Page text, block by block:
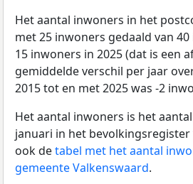
Het aantal inwoners in het
met 25 inwoners gedaald van
15 inwoners in 2025 (dat is een
gemiddelde verschil per jaar
2015 tot en met 2025 was -2
Het aantal inwoners is het
januari in het bevolkingsregister
ook detabel met het aantal
gemeente Valkenswaard.